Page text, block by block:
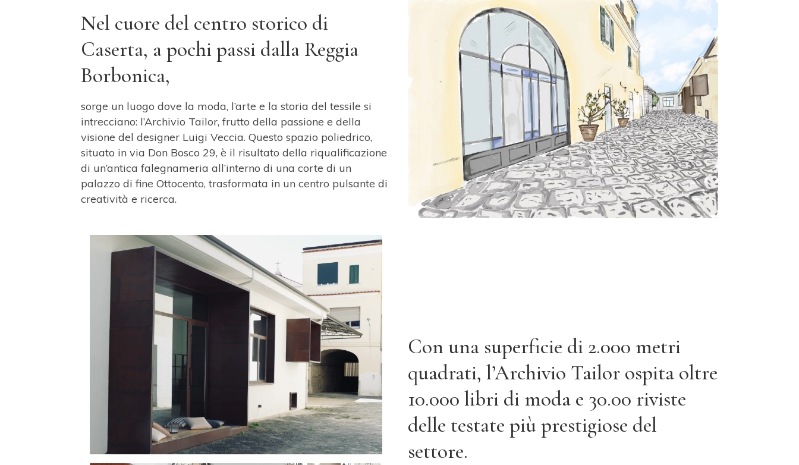
Nel cuore del centro storico di
Caserta, a pochi passi dalla Reggia
Borbonica,
sorge un luogo dove la moda, l’arte e la storia del tessile si
intrecciano: l’Archivio Tailor, frutto della passione e della
visione del designer Luigi Veccia. Questo spazio poliedrico,
situato in via Don Bosco 29, è il risultato della riqualificazione
di un’antica falegnameria all’interno di una corte di un
palazzo di fine Ottocento, trasformata in un centro pulsante di
creatività e ricerca.
Con una superficie di 2.000 metri
quadrati, l’Archivio Tailor ospita oltre
10.000 libri di moda e 30.00 riviste
delle testate più prestigiose del
settore.